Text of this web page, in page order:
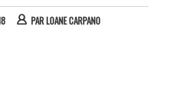
PARLOANE CARPANO